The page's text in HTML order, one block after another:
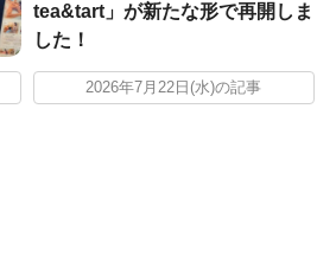
tea&tart」が新たな形で再開しま
した！
2026年7月22日(水)の記事